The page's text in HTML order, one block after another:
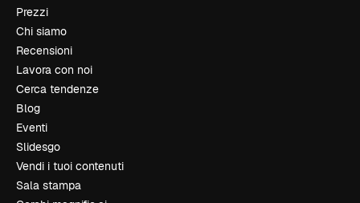
Prezzi
Chi siamo
Recensioni
Lavora con noi
Cerca tendenze
Blog
Eventi
Slidesgo
Vendi i tuoi contenuti
Sala stampa